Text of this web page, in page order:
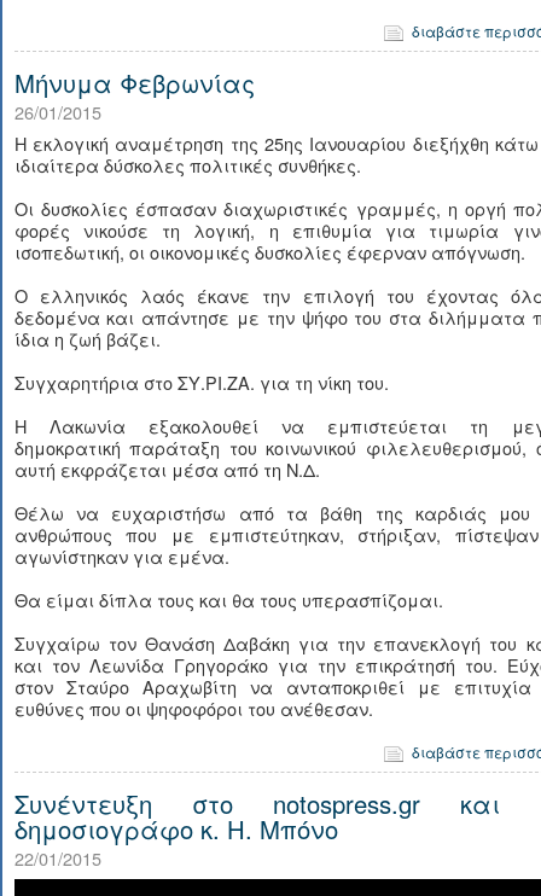
διαβάστε
Μήνυμα Φεβρωνίας
26/01/2015
Η εκλογική αναμέτρηση της 25ης Ιανουαρίου διεξήχθη
ιδιαίτερα δύσκολες πολιτικές συνθήκες.
Οι δυσκολίες έσπασαν διαχωριστικές γραμμές, η οργή
φορές νικούσε τη λογική, η επιθυμία για τιμωρία
ισοπεδωτική, οι οικονομικές δυσκολίες έφερναν απόγνωση.
Ο ελληνικός λαός έκανε την επιλογή του έχοντας
δεδομένα και απάντησε με την ψήφο του στα διλήμματα
ίδια η ζωή βάζει.
Συγχαρητήρια στο ΣΥ.ΡΙ.ΖΑ. για τη νίκη του.
Η Λακωνία εξακολουθεί να εμπιστεύεται τη
δημοκρατική παράταξη του κοινωνικού φιλελευθερισμού,
αυτή εκφράζεται μέσα από τη Ν.Δ.
Θέλω να ευχαριστήσω από τα βάθη της καρδιάς μου
ανθρώπους που με εμπιστεύτηκαν, στήριξαν,
αγωνίστηκαν για εμένα.
Θα είμαι δίπλα τους και θα τους υπερασπίζομαι.
Συγχαίρω τον Θανάση Δαβάκη για την επανεκλογή του
και τον Λεωνίδα Γρηγοράκο για την επικράτησή του.
στον Σταύρο Αραχωβίτη να ανταποκριθεί με επιτυχία
ευθύνες που οι ψηφοφόροι του ανέθεσαν.
διαβάστε
Συνέντευξη στο notospress.gr και
δημοσιογράφο κ. Η. Μπόνο
22/01/2015